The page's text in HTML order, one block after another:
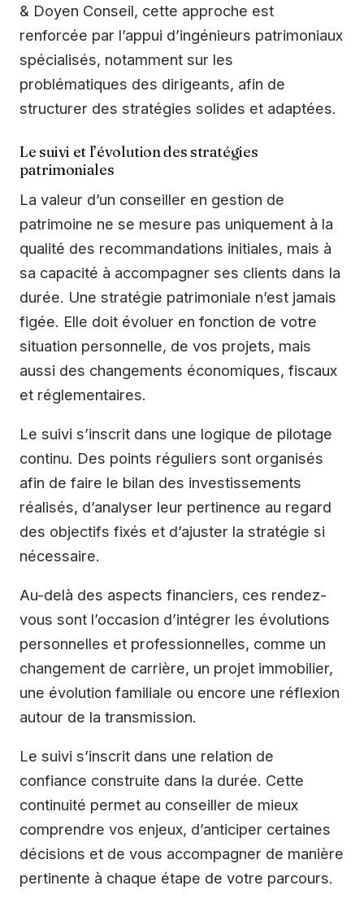
& Doyen Conseil, cette approche est
renforcée par l’appui d’ingénieurs patrimoniaux
spécialisés, notamment sur les
problématiques des dirigeants, afin de
structurer des stratégies solides et adaptées.
Le suivi et l’évolution des stratégies
patrimoniales
La valeur d’un conseiller en gestion de
patrimoine ne se mesure pas uniquement à la
qualité des recommandations initiales, mais à
sa capacité à accompagner ses clients dans la
durée. Une stratégie patrimoniale n’est jamais
figée. Elle doit évoluer en fonction de votre
situation personnelle, de vos projets, mais
aussi des changements économiques, fiscaux
et réglementaires.
Le suivi s’inscrit dans une logique de pilotage
continu. Des points réguliers sont organisés
afin de faire le bilan des investissements
réalisés, d’analyser leur pertinence au regard
des objectifs fixés et d’ajuster la stratégie si
nécessaire.
Au-delà des aspects financiers, ces rendez-
vous sont l’occasion d’intégrer les évolutions
personnelles et professionnelles, comme un
changement de carrière, un projet immobilier,
une évolution familiale ou encore une réflexion
autour de la transmission.
Le suivi s’inscrit dans une relation de
confiance construite dans la durée. Cette
continuité permet au conseiller de mieux
comprendre vos enjeux, d’anticiper certaines
décisions et de vous accompagner de manière
pertinente à chaque étape de votre parcours.